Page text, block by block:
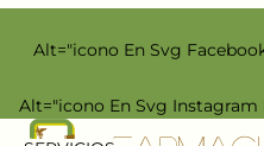
Alt="icono En Svg
Alt="icono En Svg Instagram